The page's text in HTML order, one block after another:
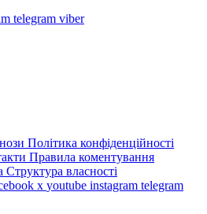
telegram viber
Політика конфіденційності
Правила коментування
Структура власності
x youtube instagram telegram